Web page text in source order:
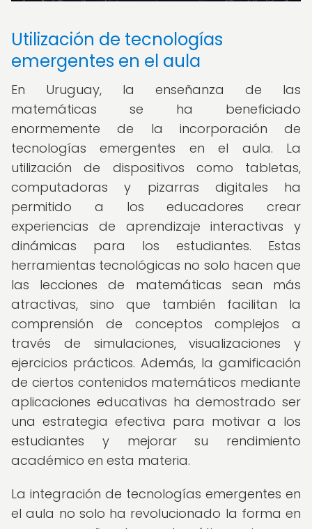
Utilización de tecnologías
emergentes en el aula
En Uruguay, la enseñanza de las
matemáticas se ha beneficiado
enormemente de la incorporación de
tecnologías emergentes en el aula. La
utilización de dispositivos como tabletas,
computadoras y pizarras digitales ha
permitido a los educadores crear
experiencias de aprendizaje interactivas y
dinámicas para los estudiantes. Estas
herramientas tecnológicas no solo hacen que
las lecciones de matemáticas sean más
atractivas, sino que también facilitan la
comprensión de conceptos complejos a
través de simulaciones, visualizaciones y
ejercicios prácticos. Además, la gamificación
de ciertos contenidos matemáticos mediante
aplicaciones educativas ha demostrado ser
una estrategia efectiva para motivar a los
estudiantes y mejorar su rendimiento
académico en esta materia.
La integración de tecnologías emergentes en
el aula no solo ha revolucionado la forma en